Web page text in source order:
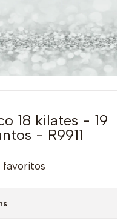
18 kilates - 19
- R9911
favoritos